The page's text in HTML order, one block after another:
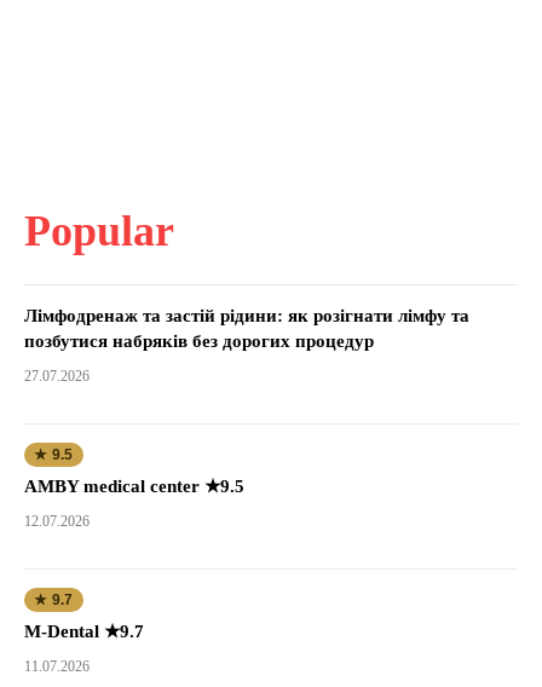
Popular
Лімфодренаж та застій рідини: як розігнати лімфу та
позбутися набряків без дорогих процедур
27.07.2026
★ 9.5
AMBY medical center ★9.5
12.07.2026
★ 9.7
M-Dental ★9.7
11.07.2026